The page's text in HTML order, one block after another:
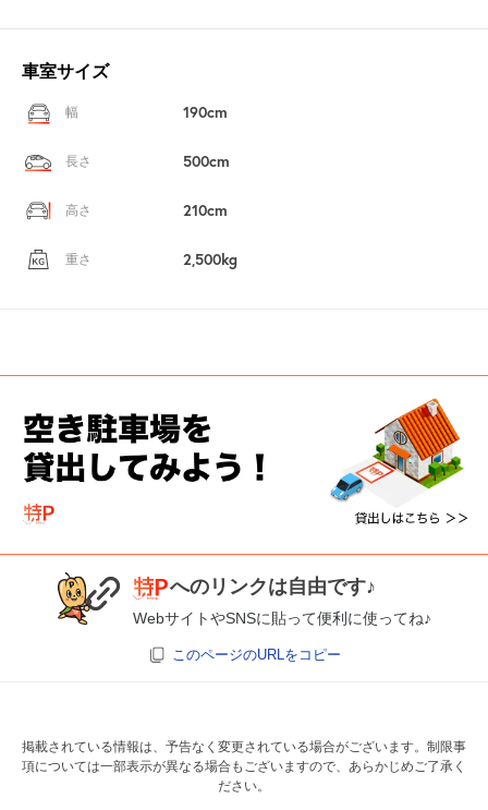
車室サイズ
幅 190cm
長さ 500cm
高さ 210cm
重さ 2,500kg
へのリンクは自由です♪
WebサイトやSNSに貼って便利に使ってね♪
このページのURLをコピー
掲載されている情報は、予告なく変更されている場合がございます。制限事
項については一部表示が異なる場合もございますので、あらかじめご了承く
ださい。